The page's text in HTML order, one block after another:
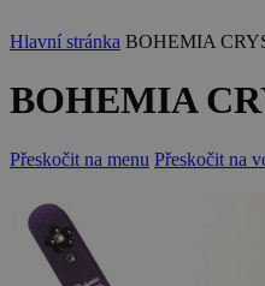
Hlavní stránka BOHEMIA
BOHEMIA
Přeskočit na menu Přeskočit na